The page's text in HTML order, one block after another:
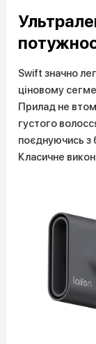
Swift значно
ціновому
Прилад не
густого
поєднуючись з
Класичне